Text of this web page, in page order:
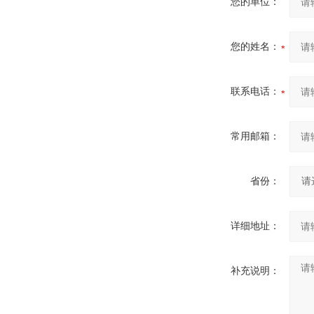
您的姓名：
联系电话：
常用邮箱：
省份：
详细地址：
补充说明：